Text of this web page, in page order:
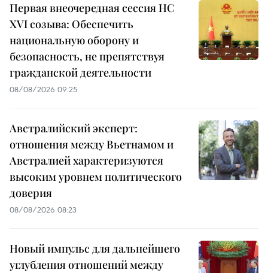
Первая внеочередная сессия НС
XVI созыва: Обеспечить
национальную оборону и
безопасность, не препятствуя
гражданской деятельности
08/08/2026 09:25
Австралийский эксперт:
отношения между Вьетнамом и
Австралией характеризуются
высоким уровнем политического
доверия
08/08/2026 08:23
Новый импульс для дальнейшего
углубления отношений между